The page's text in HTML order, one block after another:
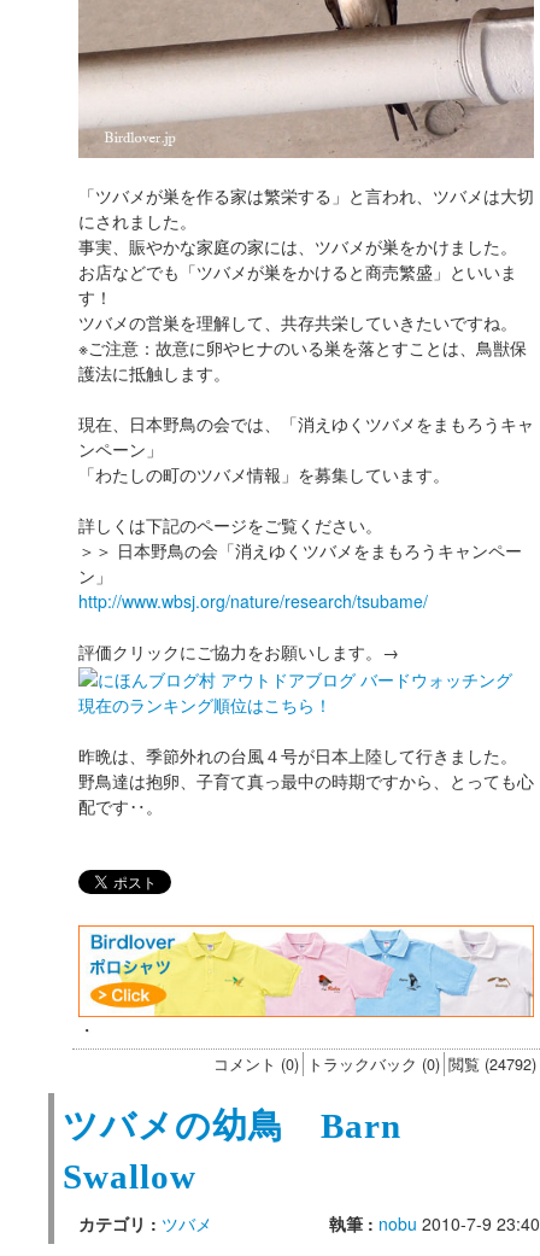
「ツバメが巣を作る家は繁栄する」と言われ、ツバメは大切
にされました。
事実、賑やかな家庭の家には、ツバメが巣をかけました。
お店などでも「ツバメが巣をかけると商売繁盛」といいま
す！
ツバメの営巣を理解して、共存共栄していきたいですね。
※ご注意：故意に卵やヒナのいる巣を落とすことは、鳥獣保
護法に抵触します。
現在、日本野鳥の会では、「消えゆくツバメをまもろうキャ
ンペーン」
「わたしの町のツバメ情報」を募集しています。
詳しくは下記のページをご覧ください。
＞＞ 日本野鳥の会「消えゆくツバメをまもろうキャンペー
ン」
http://www.wbsj.org/nature/research/tsubame/
評価クリックにご協力をお願いします。→
現在のランキング順位はこちら！
昨晩は、季節外れの台風４号が日本上陸して行きました。
野鳥達は抱卵、子育て真っ最中の時期ですから、とっても心
配です‥。
・
コメント (0) トラックバック (0) 閲覧 (24792)
ツバメの幼鳥 Barn
Swallow
カテゴリ : ツバメ 執筆 : nobu 2010-7-9 23:40